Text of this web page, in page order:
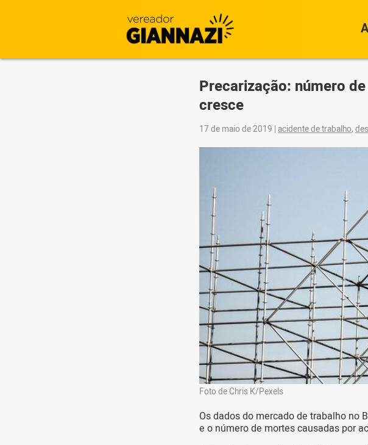
Precarização: número
cresce
17 de maio de 2019 | acidente de trabalho,
Foto de Chris K/Pexels
Os dados do mercado de trabalho no
e o número de mortes causadas por